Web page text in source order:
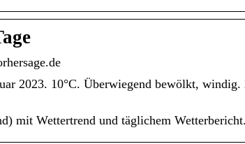
2023. 10°C. Überwiegend bewölkt,
mit Wettertrend und täglichem Wetterbericht.